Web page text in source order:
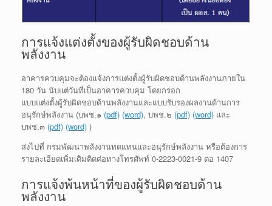
การแจ้งแต่งตั้งของผู้รับผิดชอบด้าน
พลังงาน
อาคารควบคุมจะต้องแจ้งการแต่งตั้งผู้รับผิดชอบด้านพลังงานภายใน
180 วัน นับแต่วันที่เป็นอาคารควบคุม โดยกรอก
แบบแต่งตั้งผู้รับผิดชอบด้านพลังงานและแบบรับรองผลงานด้านการ
อนุรักษ์พลังงาน (บพช.๑ (pdf) (word), บพช.๒ (pdf) (word) และ
บพช.๓ (pdf) (word) )
ส่งไปที่ กรมพัฒนาพลังงานทดแทนและอนุรักษ์พลังงาน หรือต้องการ
รายละเอียดเพิ่มเติมติดต่อทางโทรศัพท์ 0-2223-0021-9 ต่อ 1407
การแจ้งพ้นหน้าที่ของผู้รับผิดชอบด้าน
พลังงาน